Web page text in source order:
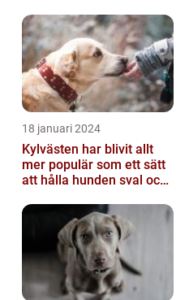
18 januari 2024
Kylvästen har blivit allt
mer populär som ett sätt
att hålla hunden sval och
väde...